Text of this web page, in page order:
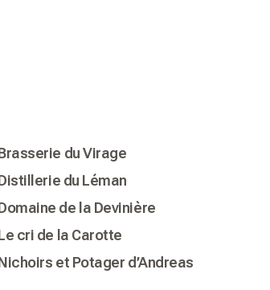
du Virage
du Léman
de la Devinière
cri de la Carotte
et Potager d’Andreas